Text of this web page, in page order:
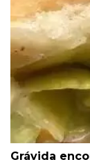
Grávida